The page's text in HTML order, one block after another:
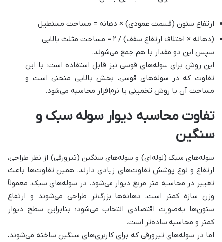
ارتفاع ستون (قسمت عمودی) × دهانه = مساحت مستطیل
(دهانه × اختلاف ارتفاع سقف) / ۲ = مساحت مثلث بالایی
سپس این دو مقدار با هم جمع می‌شوند.
این روش برای سوله‌های قوسی نیز قابل استفاده است؛ با این
تفاوت که در سوله‌های قوسی، بخش بالایی منحنی است و
مساحت آن با روش تخمینی یا نرم‌افزار محاسبه می‌شود.
تفاوت محاسبه دیوار سوله سبک و
سنگین
سوله‌های سبک (لوله‌ای) و سوله‌های سنگین (تیرورقی) از نظر طراحی،
ارتفاع و نوع پوشش تفاوت‌های زیادی دارند. همین تفاوت‌ها باعث
تغییر در محاسبه متر مربع دیوار می‌شود. در سوله‌های سبک، معمولاً
وزن سازه کمتر است، دهانه‌ها بزرگ‌تر طراحی می‌شوند و ارتفاع
ستون‌ها به‌صورت اقتصادی انتخاب می‌شود؛ بنابراین سطح دیوار
کمتر و محاسبه ساده‌تر است.
اما در سوله‌های تیرورقی که برای کاربری‌های سنگین ساخته می‌شوند،